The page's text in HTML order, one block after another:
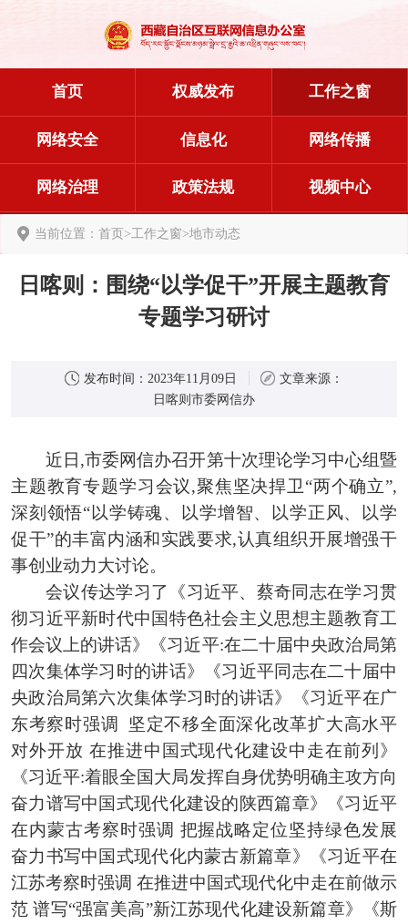
首页 权威发布 工作之窗
网络安全 信息化 网络传播
网络治理 政策法规 视频中心
当前位置： 首页>工作之窗>地市动态
日喀则：围绕“以学促干”开展主题教育
专题学习研讨
发布时间： 2023年11月09日
文章来源：
日喀则市委网信办
近日,市委网信办召开第十次理论学习中心组暨
主题教育专题学习会议,聚焦坚决捍卫“两个确立”,
深刻领悟“以学铸魂、以学增智、以学正风、以学
促干”的丰富内涵和实践要求,认真组织开展增强干
事创业动力大讨论。
会议传达学习了
《习近平、蔡奇同志在学习贯
彻习近平新时代中国特色社会主义思想主题教育工
作会议上的讲话》
《习近平:在二十届中央政治局第
四次集体学习时的讲话》
《习近平同志在二十届中
央政治局第六次集体学习时的讲话》《习近平在广
东考察时强调
坚定不移全面深化改革扩大高水平
对外开放 在推进中国式现代化建设中走在前列 》
《习近平:着眼全国大局发挥自身优势明确主攻方向
奋力谱写中国式现代化建设的陕西篇章》《习近平
在内蒙古考察时强调 把握战略定位坚持绿色发展
奋力书写中国式现代化内蒙古新篇章》《习近平在
江苏考察时强调 在推进中国式现代化中走在前做示
范 谱写“强富美高”新江苏现代化建设新篇章》
《斯